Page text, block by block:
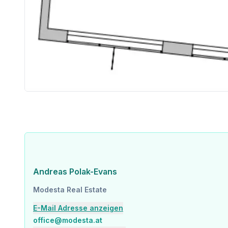
Andreas Polak-Evans
Modesta Real Estate
E-Mail Adresse anzeigen
office@modesta.at